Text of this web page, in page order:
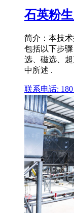
石英粉
简介：本技
包括以下步
选、磁选、
中所述 .
联系电话: 180